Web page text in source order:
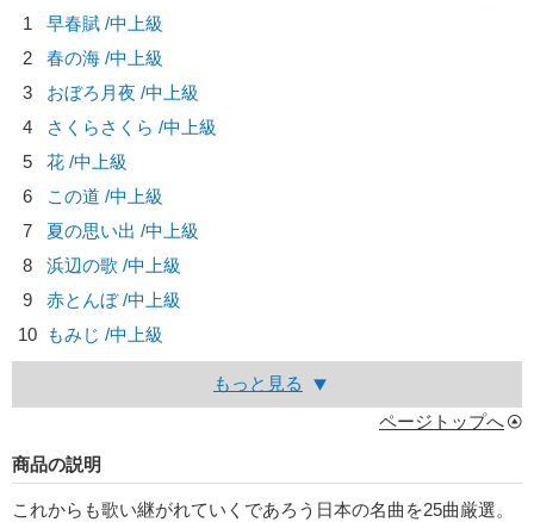
1
早春賦 /中上級
2
春の海 /中上級
3
おぼろ月夜 /中上級
4
さくらさくら /中上級
5
花 /中上級
6
この道 /中上級
7
夏の思い出 /中上級
8
浜辺の歌 /中上級
9
赤とんぼ /中上級
10 もみじ /中上級
もっと見る
ページトップへ
商品の説明
これからも歌い継がれていくであろう日本の名曲を25曲厳選。